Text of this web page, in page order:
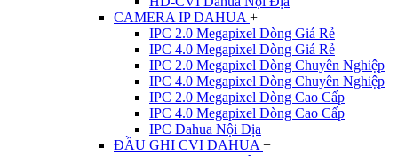
CAMERA IP DAHUA +
IPC 2.0 Megapixel Dòng Giá Rẻ
IPC 4.0 Megapixel Dòng Giá Rẻ
IPC 2.0 Megapixel Dòng Chuyên Nghiệp
IPC 4.0 Megapixel Dòng Chuyên Nghiệp
IPC 2.0 Megapixel Dòng Cao Cấp
IPC 4.0 Megapixel Dòng Cao Cấp
IPC Dahua Nội Địa
ĐẦU GHI CVI DAHUA +